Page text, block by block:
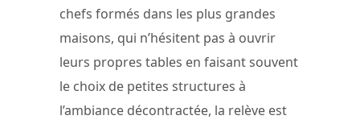
chefs formés dans les plus grandes
maisons, qui n’hésitent pas à ouvrir
leurs propres tables en faisant souvent
le choix de petites structures à
l’ambiance décontractée, la relève est